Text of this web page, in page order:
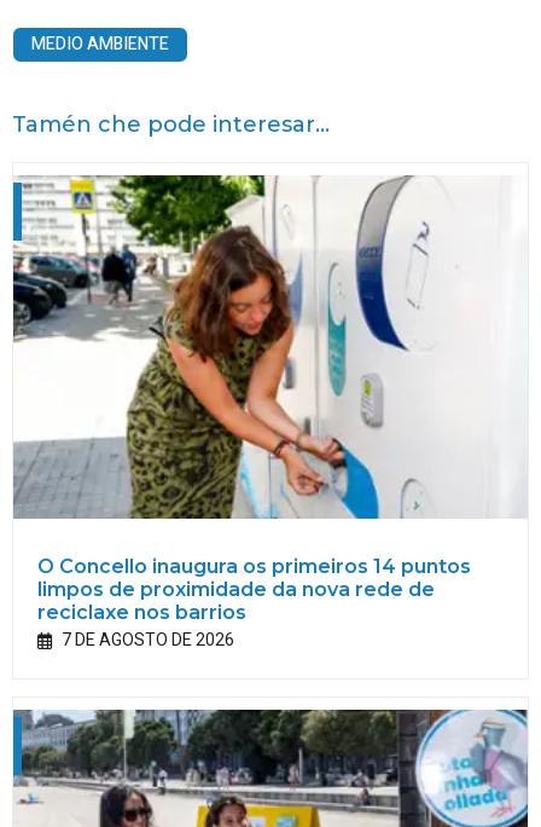
MEDIO AMBIENTE
Tamén che pode interesar...
O Concello inaugura os primeiros 14 puntos
limpos de proximidade da nova rede de
reciclaxe nos barrios
7 DE AGOSTO DE 2026